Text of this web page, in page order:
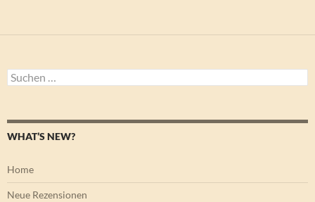
Suchen
nach:
WHAT’S NEW?
Home
Neue Rezensionen